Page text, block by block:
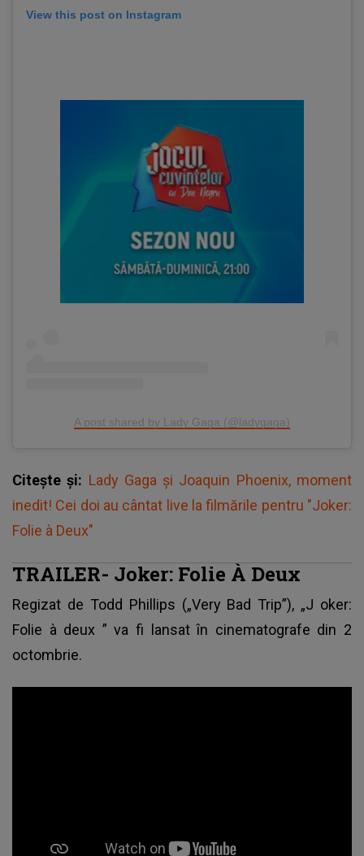
View this post on Instagram
A post shared by Lady Gaga (@ladygaga)
Citește și: Lady Gaga și Joaquin Phoenix, moment
inedit! Cei doi au cântat live la filmările pentru "Joker:
Folie à Deux"
TRAILER- Joker: Folie À Deux
Regizat de Todd Phillips („Very Bad Trip”), „J oker:
Folie à deux ” va fi lansat în cinematografe din 2
octombrie.